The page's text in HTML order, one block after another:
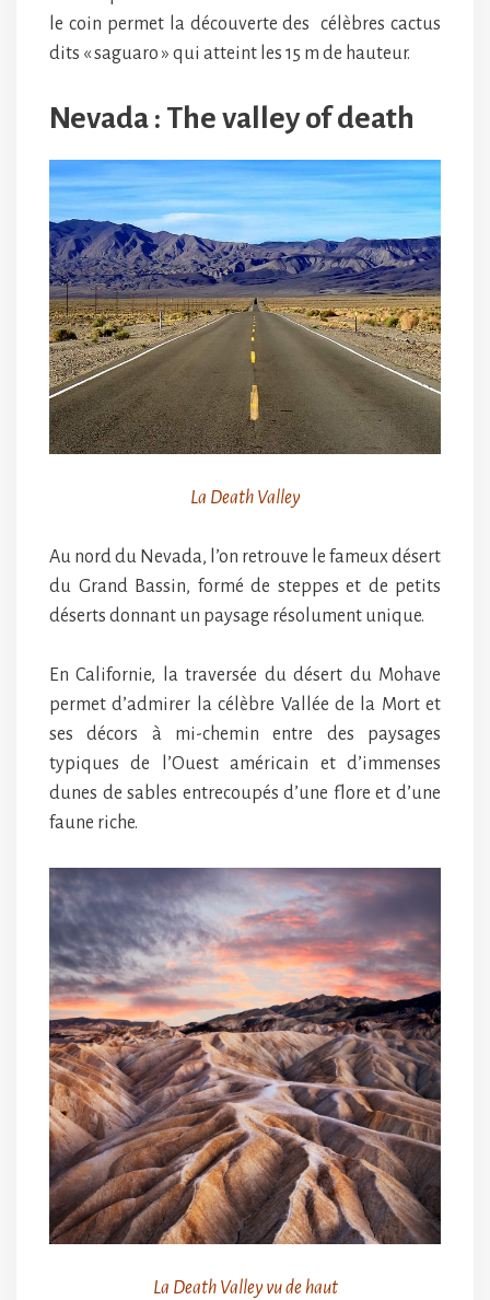
le coin permet la découverte des célèbres cactus
dits « saguaro » qui atteint les 15 m de hauteur.
Nevada : The valley of death
La Death Valley
Au nord du Nevada, l’on retrouve le fameux désert
du Grand Bassin, formé de steppes et de petits
déserts donnant un paysage résolument unique.
En Californie, la traversée du désert du Mohave
permet d’admirer la célèbre Vallée de la Mort et
ses décors à mi-chemin entre des paysages
typiques de l’Ouest américain et d’immenses
dunes de sables entrecoupés d’une flore et d’une
faune riche.
La Death Valley vu de haut